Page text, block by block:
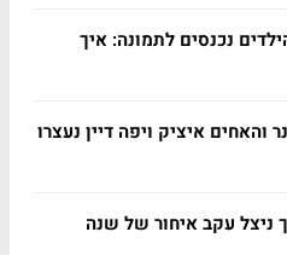
נכנסים לתמונה: איך
והאחים איציק ויפה דיין נעצרו
ניצל עקב איחור של שנה